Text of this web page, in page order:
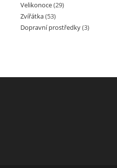
Velikonoce(29)
Zvířátka(53)
Dopravní prostředky(3)